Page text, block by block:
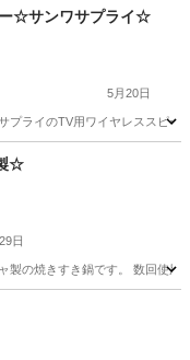
☆サンワサプライ☆
5月20日
プライのTV用ワイヤレススピ
イヤレススピーカー
☆
日
製の焼きすき鍋です。 数回使